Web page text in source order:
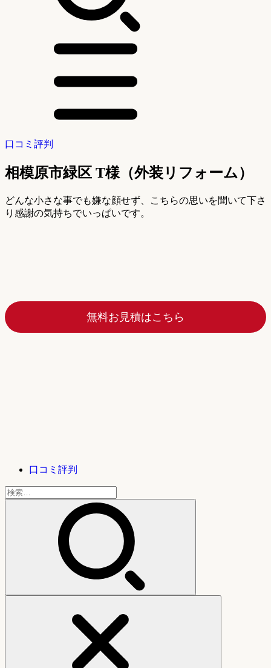
口コミ評判
相模原市緑区 T様（外装リフォーム）
どんな小さな事でも嫌な顔せず、こちらの思いを聞いて下さ
り感謝の気持ちでいっぱいです。
無料お見積はこちら
口コミ評判
検
索: